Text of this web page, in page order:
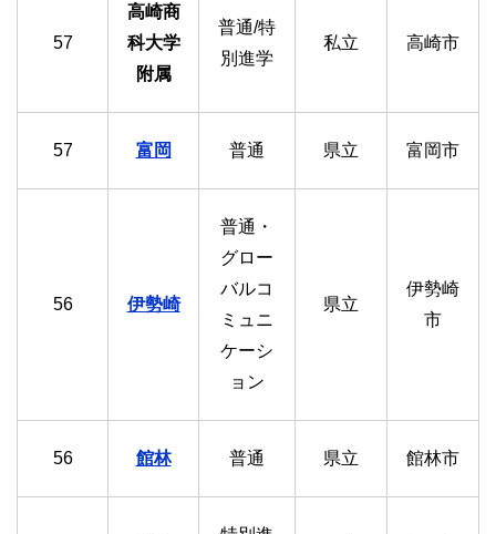
57
高崎商
科大学
附属
普通/特
別進学
私立 高崎市
57 富岡 普通 県立 富岡市
56 伊勢崎
普通・
グロー
バルコ
ミュニ
ケーシ
ョン
県立
伊勢崎
市
56 館林 普通 県立 館林市